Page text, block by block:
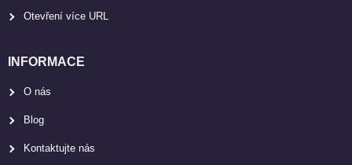
Otevření více URL
INFORMACE
O nás
Blog
Kontaktujte nás